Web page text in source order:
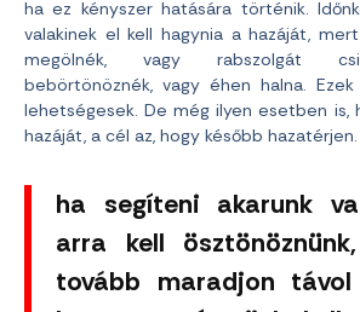
ha ez kényszer hatására történik.
valakinek el kell hagynia a hazáját,
megölnék, vagy rabszolgát
bebörtönöznék, vagy éhen halna.
lehetségesek. De még ilyen esetben is,
hazáját, a cél az, hogy később
ha segíteni akarunk
arra kell
tovább maradjon